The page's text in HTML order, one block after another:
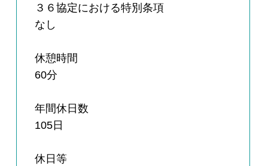
３６協定における特別条項
なし
休憩時間
60分
年間休日数
105日
休日等